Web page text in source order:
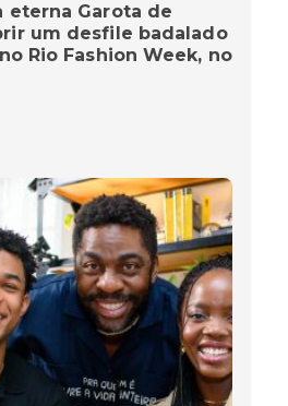
eterna Garota de
um desfile badalado
Rio Fashion Week, no